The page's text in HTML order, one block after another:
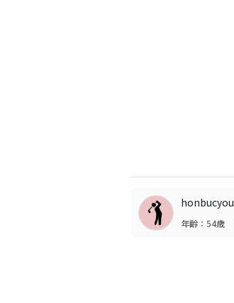
honbucyou
年齢：54歳